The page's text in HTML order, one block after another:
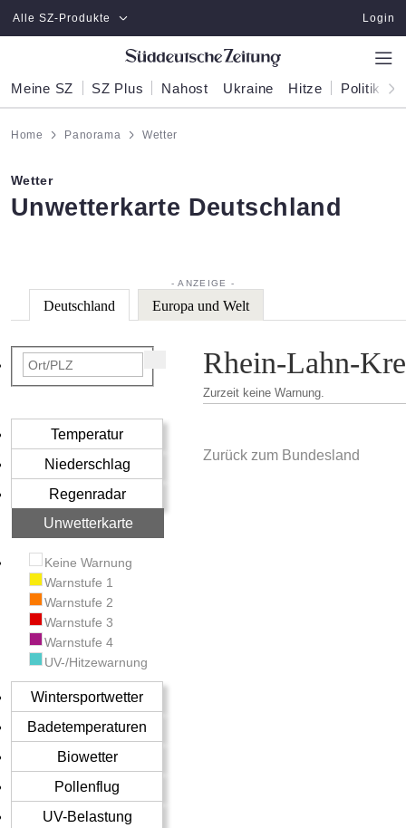
Zum Hauptinhalt springen
Alle SZ-Produkte Login
Meine SZ SZ Plus Nahost Ukraine Hitze Politik
Home Panorama Wetter
Wetter
:
Unwetterkarte Deutschland
Deutschland Europa und Welt
Temperatur
Niederschlag
Regenradar
Unwetterkarte
Keine Warnung
Warnstufe 1
Warnstufe 2
Warnstufe 3
Warnstufe 4
UV-/Hitzewarnung
Wintersportwetter
Badetemperaturen
Biowetter
Pollenflug
UV-Belastung
Rhein-Lahn-
Zurzeit keine Warnung.
Zurück zum Bundesland